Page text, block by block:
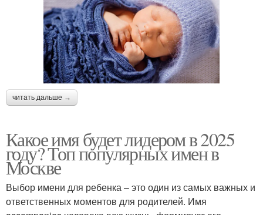
читать дальше →
Какое имя будет лидером в 2025
году? Топ популярных имен в
Москве
Выбор имени для ребенка – это один из самых важных и
ответственных моментов для родителей. Имя